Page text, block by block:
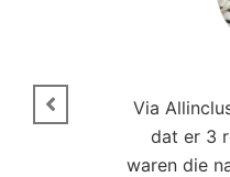
Via
dat er 3
waren die